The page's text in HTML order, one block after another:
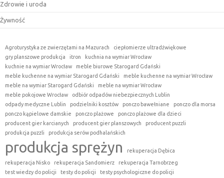
Zdrowie i uroda
Żywność
Agroturystyka ze zwierzętami na Mazurach
ciepłomierze ultradźwiękowe
gry planszowe produkcja
itron
kuchnia na wymiar Wrocław
kuchnie na wymiar Wrocław
meble biurowe Starogard Gdański
meble kuchenne na wymiar Starogard Gdański
meble kuchenne na wymiar Wrocław
meble na wymiar Starogard Gdański
meble na wymiar Wrocław
meble pokojowe Wrocław
odbiór odpadów niebezpiecznych Lublin
odpady medyczne Lublin
podzielniki kosztów ponczo bawełniane
ponczo dla morsa
ponczo kąpielowe damskie
ponczo plażowe
ponczo plażowe dla dzieci
producent gier karcianych
producent gier planszowych
producent puzzli
produkcja puzzli
produkcja serów podhalańskich
produkcja sprężyn
rekuperacja Dębica
rekuperacja Nisko
rekuperacja Sandomierz
rekuperacja Tarnobrzeg
test wiedzy do policji
testy do policji
testy psychologiczne do policji